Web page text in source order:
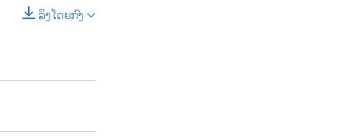
SHARE
ລິງໂດຍກົງ